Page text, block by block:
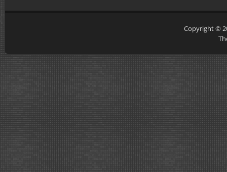
Copyright ©